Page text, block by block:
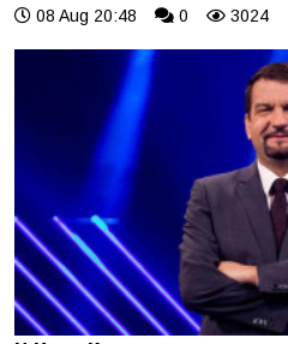
08 Aug 20:48 0 3024